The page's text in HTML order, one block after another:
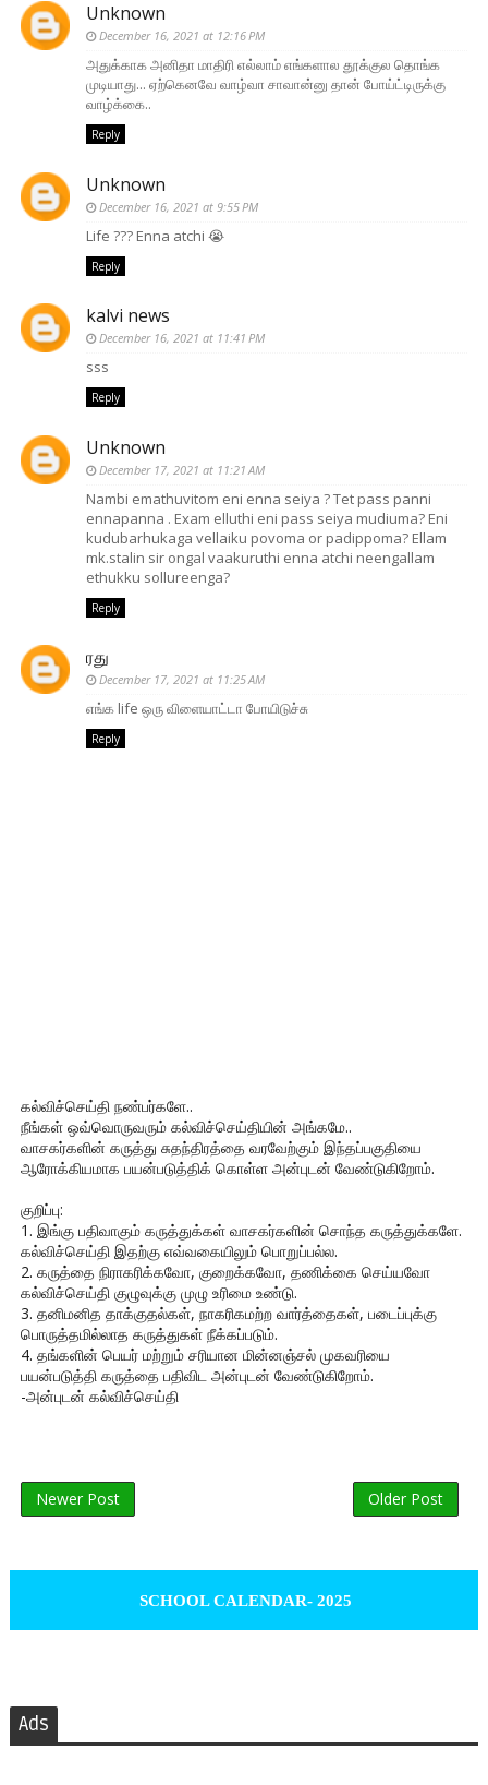
Unknown
December 16, 2021 at 12:16 PM
அதுக்காக அனிதா மாதிரி எல்லாம் எங்களால தூக்குல தொங்க
முடியாது... ஏற்கெனவே வாழ்வா சாவான்னு தான் போய்ட்டிருக்கு
வாழ்க்கை..
Reply
Unknown
December 16, 2021 at 9:55 PM
Life ??? Enna atchi 😭
Reply
kalvi news
December 16, 2021 at 11:41 PM
sss
Reply
Unknown
December 17, 2021 at 11:21 AM
Nambi emathuvitom eni enna seiya ? Tet pass panni
ennapanna . Exam elluthi eni pass seiya mudiuma? Eni
kudubarhukaga vellaiku povoma or padippoma? Ellam
mk.stalin sir ongal vaakuruthi enna atchi neengallam
ethukku sollureenga?
Reply
ரது
December 17, 2021 at 11:25 AM
எங்க life ஒரு விளையாட்டா போயிடுச்சு
Reply
கல்விச்செய்தி நண்பர்களே..
நீங்கள் ஒவ்வொருவரும் கல்விச்செய்தியின் அங்கமே..
வாசகர்களின் கருத்து சுதந்திரத்தை வரவேற்கும் இந்தப்பகுதியை
ஆரோக்கியமாக பயன்படுத்திக் கொள்ள அன்புடன் வேண்டுகிறோம்.
குறிப்பு:
1. இங்கு பதிவாகும் கருத்துக்கள் வாசகர்களின் சொந்த கருத்துக்களே.
கல்விச்செய்தி இதற்கு எவ்வகையிலும் பொறுப்பல்ல.
2. கருத்தை நிராகரிக்கவோ, குறைக்கவோ, தணிக்கை செய்யவோ
கல்விச்செய்தி குழுவுக்கு முழு உரிமை உண்டு.
3. தனிமனித தாக்குதல்கள், நாகரிகமற்ற வார்த்தைகள், படைப்புக்கு
பொருத்தமில்லாத கருத்துகள் நீக்கப்படும்.
4. தங்களின் பெயர் மற்றும் சரியான மின்னஞ்சல் முகவரியை
பயன்படுத்தி கருத்தை பதிவிட அன்புடன் வேண்டுகிறோம்.
-அன்புடன் கல்விச்செய்தி
Newer Post Older Post
SCHOOL CALENDAR- 2025
Ads